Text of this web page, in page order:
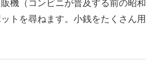
機（コンビニが普及する前の昭
トを尋ねます。小銭をたくさん